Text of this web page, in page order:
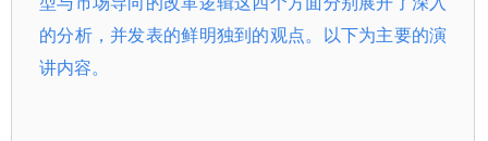
的分析，并发表的鲜明独到的观点。以下为主要的演
讲内容。